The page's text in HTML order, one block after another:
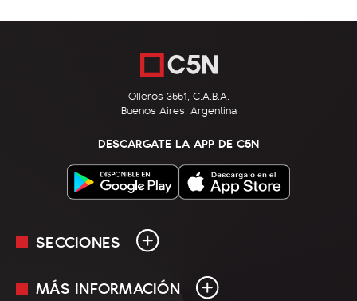
Olleros 3551, C.A.B.A.
Buenos Aires, Argentina
DESCARGATE LA APP DE C5N
SECCIONES
En Vivo
MÁS INFORMACIÓN